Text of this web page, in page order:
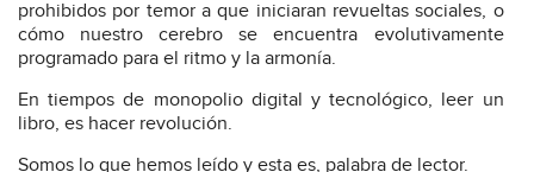
prohibidos por temor a que iniciaran revueltas sociales, o
cómo nuestro cerebro se encuentra evolutivamente
programado para el ritmo y la armonía.
En tiempos de monopolio digital y tecnológico, leer un
libro, es hacer revolución.
Somos lo que hemos leído y esta es, palabra de lector.